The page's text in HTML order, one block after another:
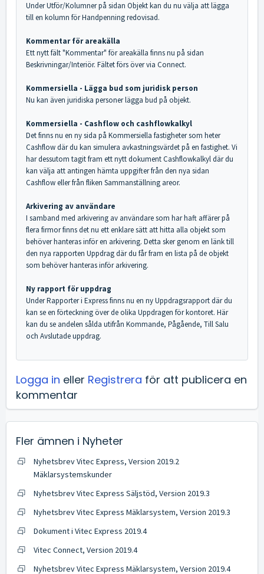
Under Utför/Kolumner på sidan Objekt kan du nu välja att lägga
till en kolumn för Handpenning redovisad.
Kommentar för areakälla
Ett nytt fält "Kommentar" för areakälla finns nu på sidan
Beskrivningar/Interiör. Fältet förs över via Connect.
Kommersiella - Lägga bud som juridisk person
Nu kan även juridiska personer lägga bud på objekt.
Kommersiella - Cashflow och cashflowkalkyl
Det finns nu en ny sida på Kommersiella fastigheter som heter
Cashflow där du kan simulera avkastningsvärdet på en fastighet. Vi
har dessutom tagit fram ett nytt dokument Cashflowkalkyl där du
kan välja att antingen hämta uppgifter från den nya sidan
Cashflow eller från fliken Sammanställning areor.
Arkivering av användare
I samband med arkivering av användare som har haft affärer på
flera firmor finns det nu ett enklare sätt att hitta alla objekt som
behöver hanteras inför en arkivering. Detta sker genom en länk till
den nya rapporten Uppdrag där du får fram en lista på de objekt
som behöver hanteras inför arkivering.
Ny rapport för uppdrag
Under Rapporter i Express finns nu en ny Uppdragsrapport där du
kan se en förteckning över de olika Uppdragen för kontoret. Här
kan du se andelen sålda utifrån Kommande, Pågående, Till Salu
och Avslutade uppdrag.
Logga in eller Registrera för att publicera en
kommentar
Fler ämnen i Nyheter
Nyhetsbrev Vitec Express, Version 2019.2
Mäklarsystemskunder
Nyhetsbrev Vitec Express Säljstöd, Version 2019.3
Nyhetsbrev Vitec Express Mäklarsystem, Version 2019.3
Dokument i Vitec Express 2019.4
Vitec Connect, Version 2019.4
Nyhetsbrev Vitec Express Mäklarsystem, Version 2019.4